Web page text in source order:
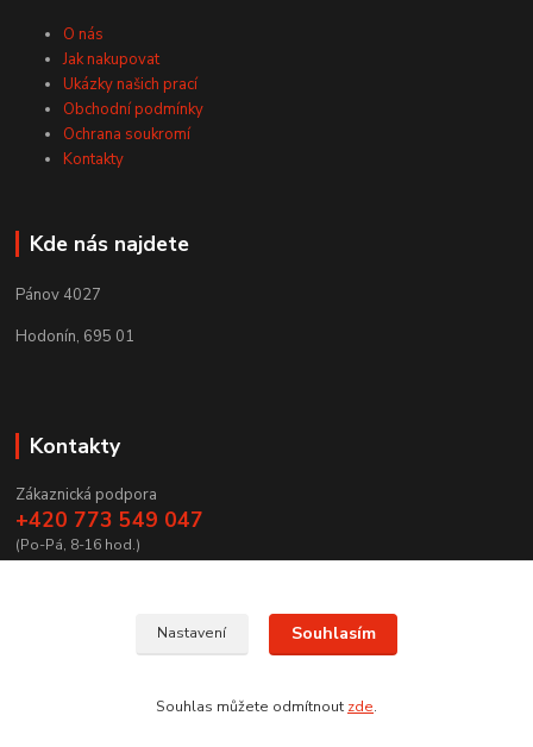
O nás
Jak nakupovat
Ukázky našich prací
Obchodní podmínky
Ochrana soukromí
Kontakty
Kde nás najdete
Pánov 4027
Hodonín, 695 01
Kontakty
Zákaznická podpora
+420 773 549 047
(Po-Pá, 8-16 hod.)
Nastavení Souhlasím
Souhlas můžete odmítnout zde.